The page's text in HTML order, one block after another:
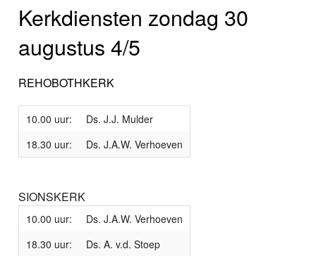
Kerkdiensten zondag 30
augustus 4/5
REHOBOTHKERK
10.00 uur:
Ds. J.J. Mulder
18.30 uur:
Ds. J.A.W. Verhoeven
SIONSKERK
10.00 uur:
Ds. J.A.W. Verhoeven
18.30 uur:
Ds. A. v.d. Stoep